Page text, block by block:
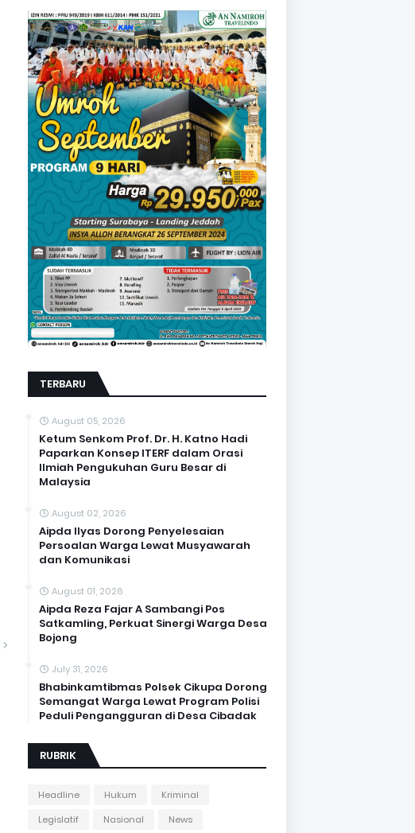
TERBARU
August 05, 2026
Ketum Senkom Prof. Dr. H. Katno Hadi
Paparkan Konsep ITERF dalam Orasi
Ilmiah Pengukuhan Guru Besar di
Malaysia
August 02, 2026
Aipda Ilyas Dorong Penyelesaian
Persoalan Warga Lewat Musyawarah
dan Komunikasi
August 01, 2026
Aipda Reza Fajar A Sambangi Pos
Satkamling, Perkuat Sinergi Warga Desa
Bojong
July 31, 2026
Bhabinkamtibmas Polsek Cikupa Dorong
Semangat Warga Lewat Program Polisi
Peduli Pengangguran di Desa Cibadak
RUBRIK
Headline Hukum
Kriminal
Legislatif
Nasional News